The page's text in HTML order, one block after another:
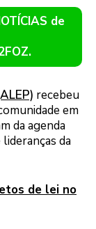
de
recebeu
em
da agenda
da
de lei no